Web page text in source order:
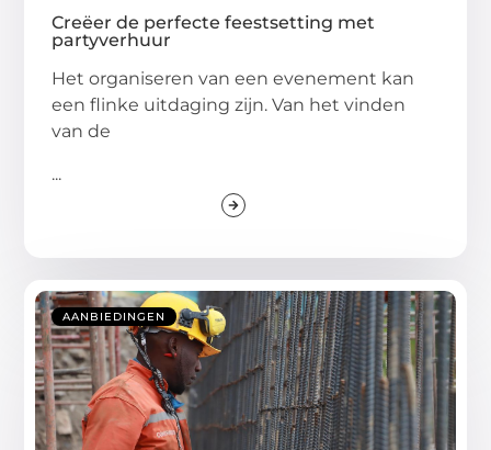
Creëer de perfecte feestsetting met
partyverhuur
Het organiseren van een evenement kan
een flinke uitdaging zijn. Van het vinden
van de
...
AANBIEDINGEN